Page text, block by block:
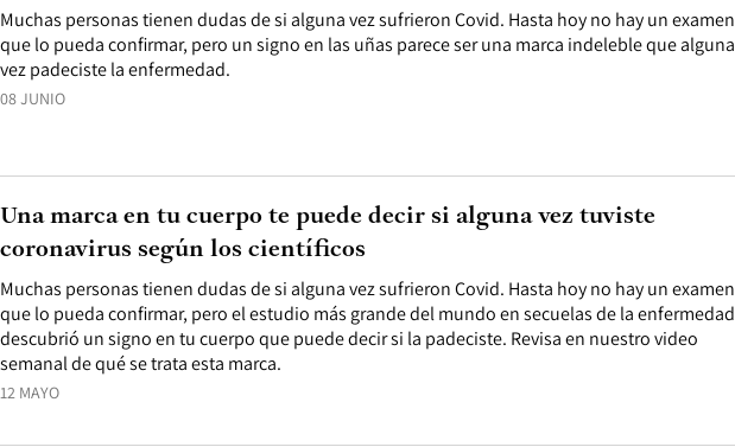
08 JUNIO
Muchas personas tienen dudas de si alguna vez sufrieron Covid. Hasta hoy no hay un examen
que lo pueda confirmar, pero un signo en las uñas parece ser una marca indeleble que alguna
vez padeciste la enfermedad.
12 MAYO
Muchas personas tienen dudas de si alguna vez sufrieron Covid. Hasta hoy no hay un examen
que lo pueda confirmar, pero el estudio más grande del mundo en secuelas de la enfermedad
descubrió un signo en tu cuerpo que puede decir si la padeciste. Revisa en nuestro video
semanal de qué se trata esta marca.
Una marca en tu cuerpo te puede decir si alguna vez tuviste
coronavirus según los científicos